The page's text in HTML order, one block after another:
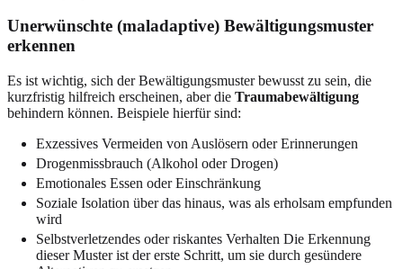
Unerwünschte (maladaptive) Bewältigungsmuster
erkennen
Es ist wichtig, sich der Bewältigungsmuster bewusst zu sein, die
kurzfristig hilfreich erscheinen, aber die Traumabewältigung
behindern können. Beispiele hierfür sind:
Exzessives Vermeiden von Auslösern oder Erinnerungen
Drogenmissbrauch (Alkohol oder Drogen)
Emotionales Essen oder Einschränkung
Soziale Isolation über das hinaus, was als erholsam empfunden
wird
Selbstverletzendes oder riskantes Verhalten Die Erkennung
dieser Muster ist der erste Schritt, um sie durch gesündere